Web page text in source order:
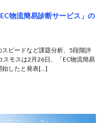
物流簡易診断サービス」の
ピードなど課題分析、5段階評
スモスは2月26日、「EC物流簡易
始したと発表[…]